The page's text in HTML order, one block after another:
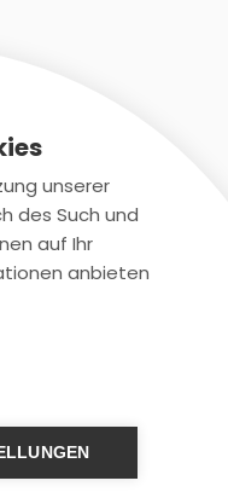
unserer
des Such und
auf Ihr
anbieten